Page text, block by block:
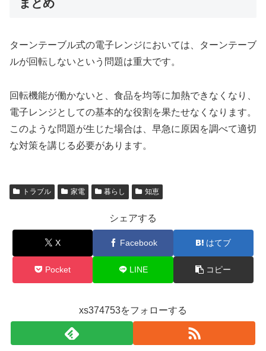
まとめ
ターンテーブル式の電子レンジにおいては、ターンテーブ
ルが回転しないという問題は重大です。
回転機能が働かないと、食品を均等に加熱できなくなり、
電子レンジとしての基本的な役割を果たせなくなります。
このような問題が生じた場合は、早急に原因を調べて適切
な対策を講じる必要があります。
トラブル 家電 暮らし 知恵
シェアする
X Facebook はてブ
Pocket LINE コピー
xs374753をフォローする